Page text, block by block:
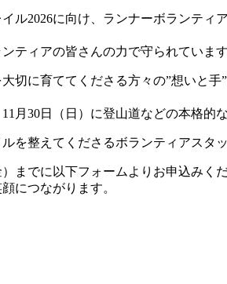
ル2026に向け、ランナーボランテ
ティアの皆さんの力で守られています
切に育ててくださる方々の”想いと手
月30日（日）に登山道などの本格的
を整えてくださるボランティアスタ
までに以下フォームよりお申込みくだ
につながります。